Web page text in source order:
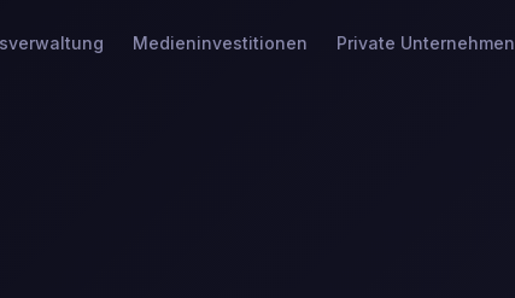
Medieninvestitionen Private Unternehmen